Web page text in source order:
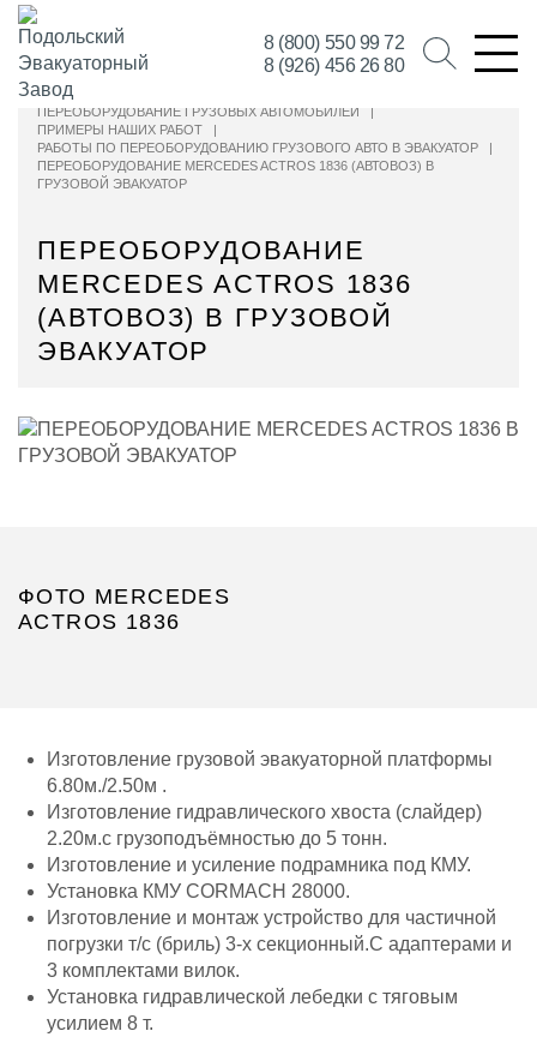
8 (800) 550 99 72
8 (926) 456 26 80
ПЕРЕОБОРУДОВАНИЕ ГРУЗОВЫХ АВТОМОБИЛЕЙ
|
ПРИМЕРЫ НАШИХ РАБОТ
|
РАБОТЫ ПО ПЕРЕОБОРУДОВАНИЮ ГРУЗОВОГО АВТО В ЭВАКУАТОР
|
ПЕРЕОБОРУДОВАНИЕ MERCEDES ACTROS 1836 (АВТОВОЗ) В
ГРУЗОВОЙ ЭВАКУАТОР
ПЕРЕОБОРУДОВАНИЕ
MERCEDES ACTROS 1836
(АВТОВОЗ) В ГРУЗОВОЙ
ЭВАКУАТОР
ФОТО MERCEDES
ACTROS 1836
Изготовление грузовой эвакуаторной платформы
6.80м./2.50м .
Изготовление гидравлического хвоста (слайдер)
2.20м.с грузоподъёмностью до 5 тонн.
Изготовление и усиление подрамника под КМУ.
Установка КМУ CORMACH 28000.
Изготовление и монтаж устройство для частичной
погрузки т/с (бриль) 3-х секционный.С адаптерами и
3 комплектами вилок.
Установка гидравлической лебедки с тяговым
усилием 8 т.